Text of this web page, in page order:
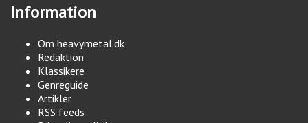
Information
Om heavymetal.dk
Redaktion
Klassikere
Genreguide
Artikler
RSS feeds